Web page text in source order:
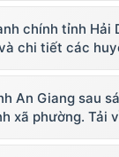
chính tỉnh
chi tiết các
An Giang sau
xã phường. Tải